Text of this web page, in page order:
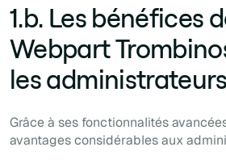
1.b. Les bénéfices
Webpart
les administrateurs
Grâce à ses fonctionnalités
avantages considérables aux